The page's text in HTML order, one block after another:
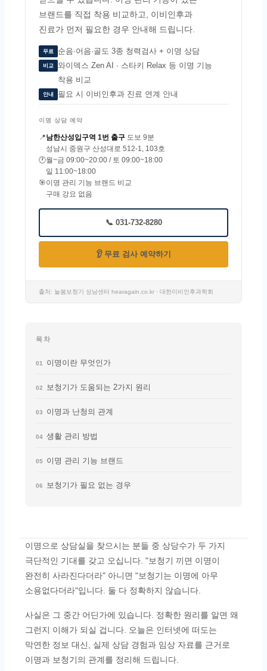
브랜드를 직접 착용 비교하고, 이비인후과
진료가 먼저 필요한 경우 안내해 드립니다.
무료 순음·어음·골도 3종 청력검사 + 이명 상담
비교
와이덱스 Zen AI · 스타키 Relax 등 이명 기능
착용 비교
안내 필요 시 이비인후과 진료 연계 안내
이명 상담 예약
📍남한산성입구역 1번 출구 도보 9분
성남시 중원구 산성대로 512-1, 103호
🕐월~금 09:00~20:00 / 토 09:00~18:00
일 11:00~18:00
🎯이명 관리 기능 브랜드 비교
구매 강요 없음
📞 031-732-8280
👂 무료 검사 예약하기
출처: 늘봄보청기 성남센터 hearagain.co.kr · 대한이비인후과학회
목차
01 이명이란 무엇인가
02 보청기가 도움되는 2가지 원리
03 이명과 난청의 관계
04 생활 관리 방법
05 이명 관리 기능 브랜드
06 보청기가 필요 없는 경우
이명으로 상담실을 찾으시는 분들 중 상당수가 두 가지
극단적인 기대를 갖고 오십니다. "보청기 끼면 이명이
완전히 사라진다더라" 아니면 "보청기는 이명에 아무
소용없다더라"입니다. 둘 다 정확하지 않습니다.
사실은 그 중간 어딘가에 있습니다. 정확한 원리를 알면 왜
그런지 이해가 되실 겁니다. 오늘은 인터넷에 떠도는
막연한 정보 대신, 실제 상담 경험과 임상 자료를 근거로
이명과 보청기의 관계를 정리해 드립니다.